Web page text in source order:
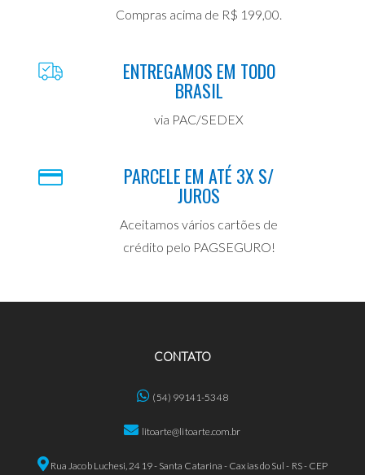
Compras acima de R$ 199,00.
ENTREGAMOS EM TODO
BRASIL
via PAC/SEDEX
PARCELE EM ATÉ 3X S/
JUROS
Aceitamos vários cartões de
crédito pelo PAGSEGURO!
CONTATO
(54) 99141-5348
litoarte@litoarte.com.br
Rua Jacob Luchesi, 2419 - Santa Catarina - Caxias do Sul - RS - CEP